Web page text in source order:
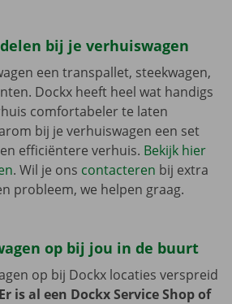
bij je verhuiswagen
een transpallet, steekwagen,
Dockx heeft heel wat handigs
comfortabeler te laten
bij je verhuiswagen een set
efficiëntere verhuis. Bekijk hier
. Wil je ons contacteren bij extra
probleem, we helpen graag.
op bij jou in de buurt
op bij Dockx locaties verspreid
Er is al een Dockx Service Shop of